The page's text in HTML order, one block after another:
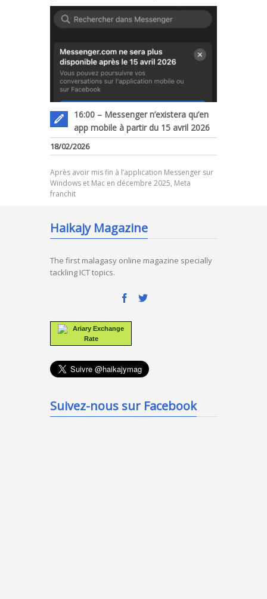
16:00 – Messenger n’existera qu’en
app mobile à partir du 15 avril 2026
18/02/2026
Après avoir mis fin à l’application Messenger sur
Windows et Mac en décembre 2025, Meta
franchit
Haikajy Magazine
The first malagasy online magazine specially
tackling ICT topics.
Ariary Exchange
Rate
Suivez-nous sur Facebook